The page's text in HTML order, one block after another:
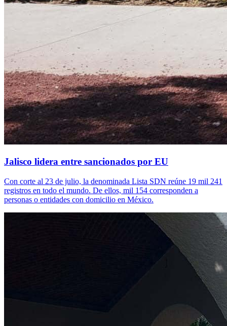
Jalisco lidera entre sancionados por EU
Con corte al 23 de julio, la denominada Lista SDN reúne 19 mil 241
registros en todo el mundo. De ellos, mil 154 corresponden a
personas o entidades con domicilio en México.